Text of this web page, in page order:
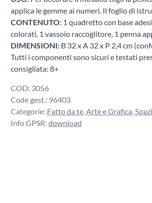
applica le gemme ai numeri. Il foglio di
CONTENUTO:1 quadretto con base
colorati, 1 vassoio raccoglitore, 1 penna
DIMENSIONI:B 32 x A 32 x P 2,4 cm
Tutti i componenti sono sicuri e testati
consigliata: 8+
COD: 3056
Code gest.: 96403
Categorie: Fatto da te,Arte e Grafica,
Info GPSR: download